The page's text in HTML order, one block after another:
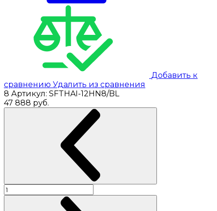
Добавить к
сравнению Удалить из сравнения
8 Артикул: SFTHAI-12HN8/BL
47 888 руб.